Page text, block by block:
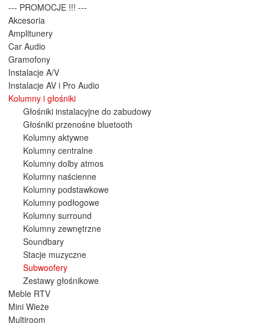
--- PROMOCJE !!! ---
Akcesoria
Amplitunery
Car Audio
Gramofony
Instalacje A/V
Instalacje AV i Pro Audio
Kolumny i głośniki
Głośniki instalacyjne do zabudowy
Głośniki przenośne bluetooth
Kolumny aktywne
Kolumny centralne
Kolumny dolby atmos
Kolumny naścienne
Kolumny podstawkowe
Kolumny podłogowe
Kolumny surround
Kolumny zewnętrzne
Soundbary
Stacje muzyczne
Subwoofery
Zestawy głośnikowe
Meble RTV
Mini Wieże
Multiroom